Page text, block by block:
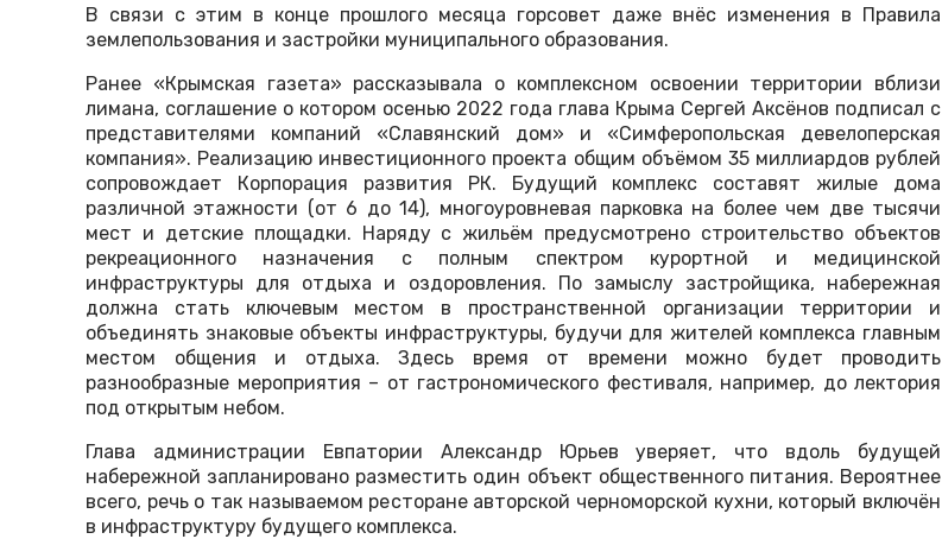
В связи с этим в конце прошлого месяца горсовет даже внёс изменения в Правила
землепользования и застройки муниципального образования.
Ранее «Крымская газета» рассказывала о комплексном освоении территории вблизи
лимана, соглашение о котором осенью 2022 года глава Крыма Сергей Аксёнов подписал с
представителями компаний «Славянский дом» и «Симферопольская девелоперская
компания». Реализацию инвестиционного проекта общим объёмом 35 миллиардов рублей
сопровождает Корпорация развития РК. Будущий комплекс составят жилые дома
различной этажности (от 6 до 14), многоуровневая парковка на более чем две тысячи
мест и детские площадки. Наряду с жильём предусмотрено строительство объектов
рекреационного назначения с полным спектром курортной и медицинской
инфраструктуры для отдыха и оздоровления. По замыслу застройщика, набережная
должна стать ключевым местом в пространственной организации территории и
объединять знаковые объекты инфраструктуры, будучи для жителей комплекса главным
местом общения и отдыха. Здесь время от времени можно будет проводить
разнообразные мероприятия – от гастрономического фестиваля, например, до лектория
под открытым небом.
Глава администрации Евпатории Александр Юрьев уверяет, что вдоль будущей
набережной запланировано разместить один объект общественного питания. Вероятнее
всего, речь о так называемом ресторане авторской черноморской кухни, который включён
в инфраструктуру будущего комплекса.